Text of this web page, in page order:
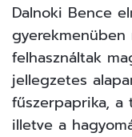
Dalnoki Bence
gyerekmenüben
felhasználtak
jellegzetes
fűszerpaprika,
illetve a